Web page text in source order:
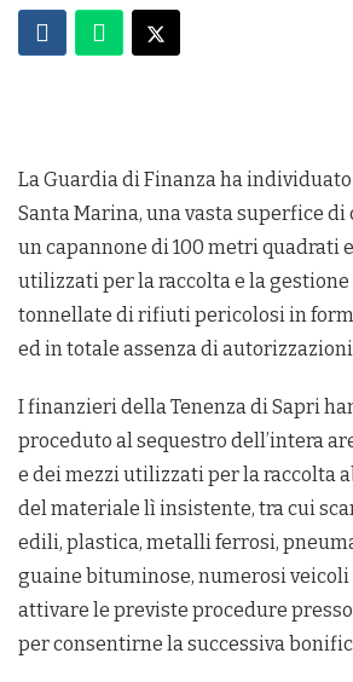
La Guardia di Finanza ha
Santa Marina, una vasta superfice di
un capannone di 100 metri quadrati
utilizzati per la raccolta e la
tonnellate di rifiuti pericolosi in
ed in totale assenza di
I finanzieri della Tenenza di Sapri
proceduto al sequestro dell’intera
e dei mezzi utilizzati per la raccolta
del materiale lì insistente, tra cui
edili, plastica, metalli ferrosi,
guaine bituminose, numerosi veicoli
attivare le previste procedure
per consentirne la successiva